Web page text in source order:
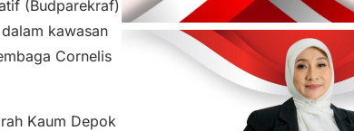
(Budparekraf)
kawasan
Cornelis
Kaum Depok